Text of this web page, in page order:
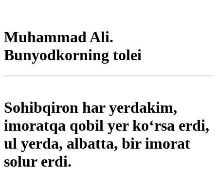
Muhammad Ali.
Bunyodkorning tolei
Sohibqiron har yerdakim,
imoratqa qobil yer ko‘rsa erdi,
ul yerda, albatta, bir imorat
solur erdi.